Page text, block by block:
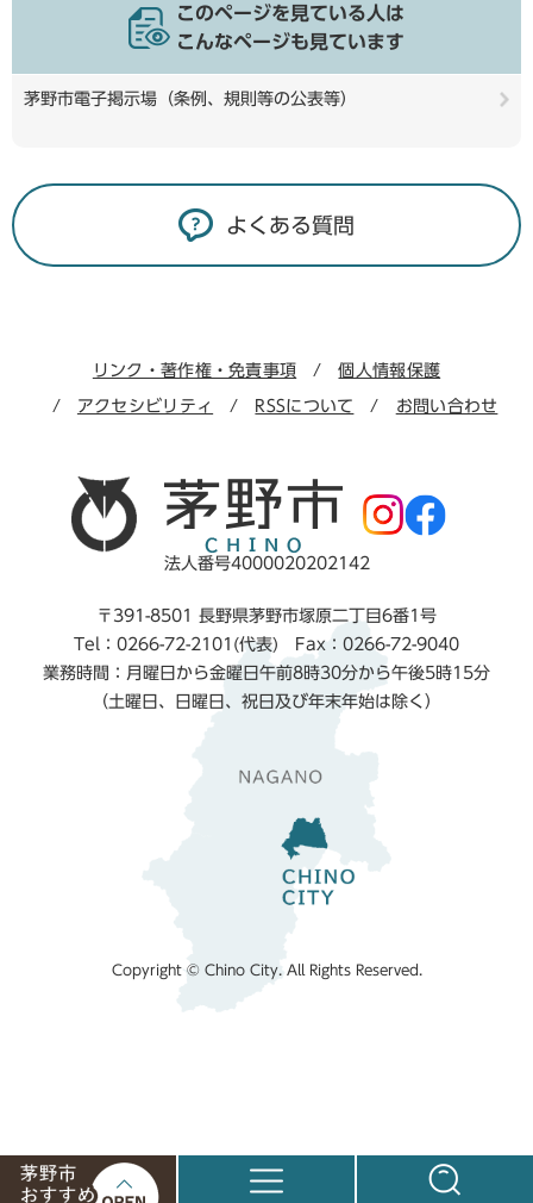
このページを見ている人は
こんなページも見ています
茅野市電子掲示場（条例、規則等の公表等）
よくある質問
リンク・著作権・免責事項 個人情報保護
アクセシビリティ RSSについて お問い合わせ
法人番号4000020202142
〒391-8501 長野県茅野市塚原二丁目6番1号
Tel：0266-72-2101(代表) Fax：0266-72-9040
業務時間：月曜日から金曜日午前8時30分から午後5時15分
（土曜日、日曜日、祝日及び年末年始は除く）
Copyright © Chino City. All Rights Reserved.